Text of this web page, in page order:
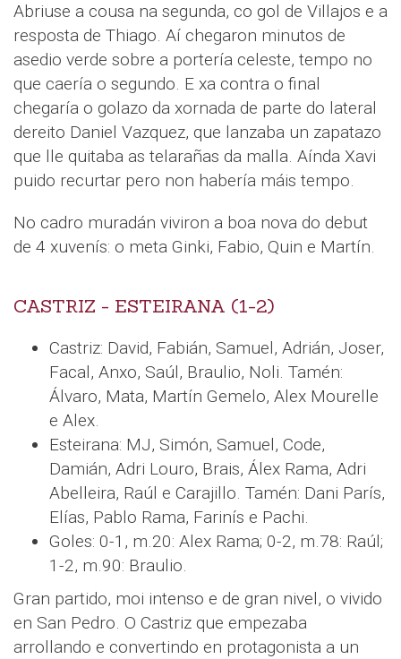
Abriuse a cousa na segunda, co gol de Villajos e a
resposta de Thiago. Aí chegaron minutos de
asedio verde sobre a portería celeste, tempo no
que caería o segundo. E xa contra o final
chegaría o golazo da xornada de parte do lateral
dereito Daniel Vazquez, que lanzaba un zapatazo
que lle quitaba as telarañas da malla. Aínda Xavi
puido recurtar pero non habería máis tempo.
No cadro muradán viviron a boa nova do debut
de 4 xuvenís: o meta Ginki, Fabio, Quin e Martín.
CASTRIZ - ESTEIRANA (1-2)
Castriz: David, Fabián, Samuel, Adrián, Joser,
Facal, Anxo, Saúl, Braulio, Noli. Tamén:
Álvaro, Mata, Martín Gemelo, Alex Mourelle
e Alex.
Esteirana: MJ, Simón, Samuel, Code,
Damián, Adri Louro, Brais, Álex Rama, Adri
Abelleira, Raúl e Carajillo. Tamén: Dani París,
Elías, Pablo Rama, Farinís e Pachi.
Goles: 0-1, m.20: Alex Rama; 0-2, m.78: Raúl;
1-2, m.90: Braulio.
Gran partido, moi intenso e de gran nivel, o vivido
en San Pedro. O Castriz que empezaba
arrollando e convertindo en protagonista a un